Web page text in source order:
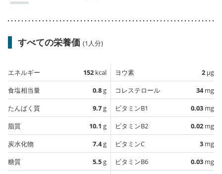
すべての栄養価 (1人分)
エネルギー 152 kcal
食塩相当量
0.8g
たんぱく質
9.7g
脂質
10.1 g
炭水化物
7.4g
糖質
5.5g
ヨウ素 2 µg
コレステロール
34mg
ビタミンB1
0.03 mg
ビタミンB2
0.02 mg
ビタミンC
3 mg
ビタミンB6
0.03 mg